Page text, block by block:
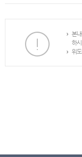
본
하
위